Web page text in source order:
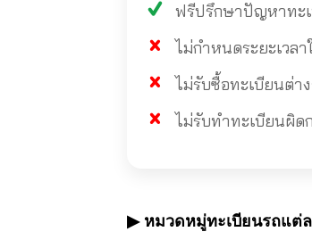
ฟรีปรึกษาปัญหาทะ
ไม่กำหนดระยะเวล
ไม่รับซื้อทะเบียนต่า
ไม่รับทำทะเบียนผิด
▶ หมวดหมู่ทะเบียนรถแต่ล